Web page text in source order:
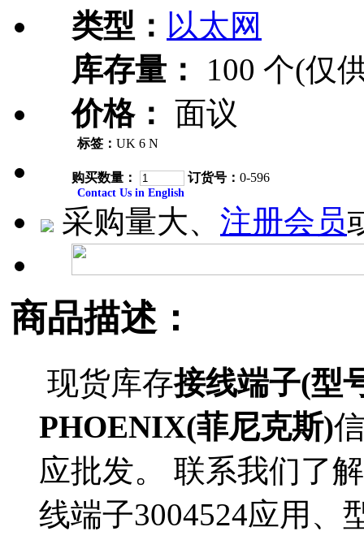
类型： 以太网
库存量：
100 个(仅
价格： 面议
标签： UK 6 N
购买数量： 订货号： 0-596
Contact Us in English
采购量大、 注册会员
商品描述：
现货库存接线端子(型
PHOENIX(菲尼克斯)
应批发。 联系我们了
线端子3004524应用、